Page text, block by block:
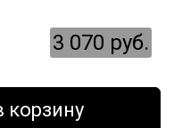
3 070 руб.
корзину